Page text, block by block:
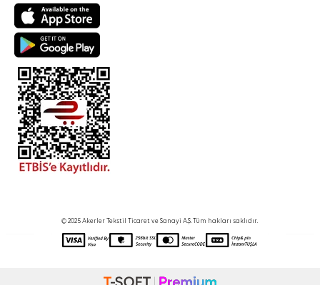
© 2025 Akerler Tekstil Ticaret ve Sanayi A.Ş. Tüm hakları saklıdır.